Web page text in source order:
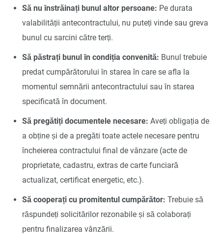
Să nu înstrăinați bunul altor persoane: Pe durata
valabilității antecontractului, nu puteți vinde sau greva
bunul cu sarcini către terți.
Să păstrați bunul în condiția convenită: Bunul trebuie
predat cumpărătorului în starea în care se afla la
momentul semnării antecontractului sau în starea
specificată în document.
Să pregătiți documentele necesare: Aveți obligația de
a obține și de a pregăti toate actele necesare pentru
încheierea contractului final de vânzare (acte de
proprietate, cadastru, extras de carte funciară
actualizat, certificat energetic, etc.).
Să cooperați cu promitentul cumpărător: Trebuie să
răspundeți solicitărilor rezonabile și să colaborați
pentru finalizarea vânzării.